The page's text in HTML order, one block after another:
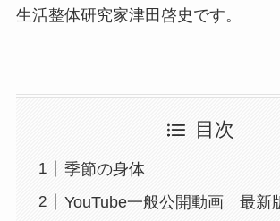
生活整体研究家津田啓史です。
目次
季節の身体
YouTube一般公開動画 最新